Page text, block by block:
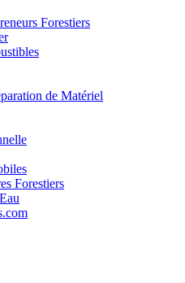
Forestiers
de Matériel
Forestiers